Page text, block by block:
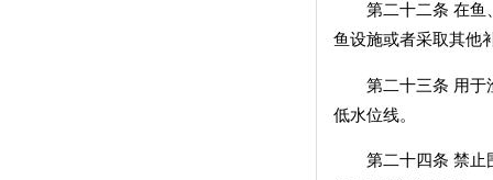
第二十二条 在鱼、
鱼设施或者采取其他
第二十三条 用于渔
低水位线。
第二十四条 禁止围